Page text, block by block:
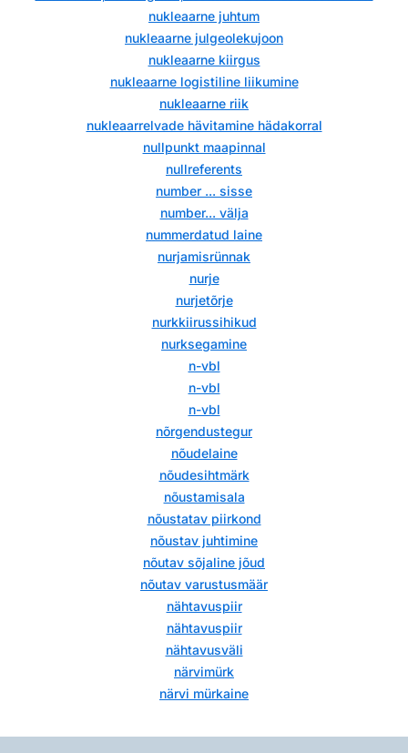
nukleaarne juhtum
nukleaarne julgeolekujoon
nukleaarne kiirgus
nukleaarne logistiline liikumine
nukleaarne riik
nukleaarrelvade hävitamine hädakorral
nullpunkt maapinnal
nullreferents
number ... sisse
number... välja
nummerdatud laine
nurjamisrünnak
nurje
nurjetõrje
nurkkiirussihikud
nurksegamine
n-vbl
n-vbl
n-vbl
nõrgendustegur
nõudelaine
nõudesihtmärk
nõustamisala
nõustatav piirkond
nõustav juhtimine
nõutav sõjaline jõud
nõutav varustusmäär
nähtavuspiir
nähtavuspiir
nähtavusväli
närvimürk
närvi mürkaine